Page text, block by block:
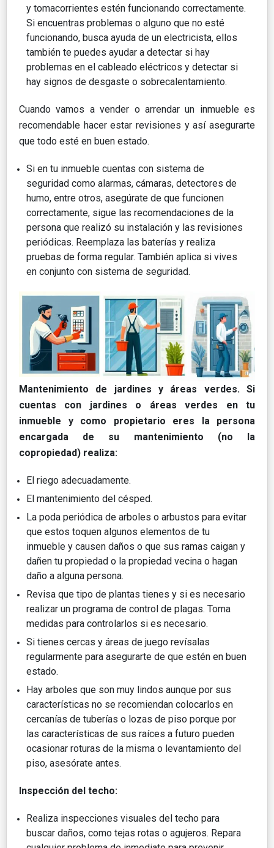
y tomacorrientes estén funcionando correctamente.
Si encuentras problemas o alguno que no esté
funcionando, busca ayuda de un electricista, ellos
también te puedes ayudar a detectar si hay
problemas en el cableado eléctricos y detectar si
hay signos de desgaste o sobrecalentamiento.
Cuando vamos a vender o arrendar un inmueble es
recomendable hacer estar revisiones y así asegurarte
que todo esté en buen estado.
Si en tu inmueble cuentas con sistema de
seguridad como alarmas, cámaras, detectores de
humo, entre otros, asegúrate de que funcionen
correctamente, sigue las recomendaciones de la
persona que realizó su instalación y las revisiones
periódicas. Reemplaza las baterías y realiza
pruebas de forma regular. También aplica si vives
en conjunto con sistema de seguridad.
Mantenimiento de jardines y áreas verdes. Si
cuentas con jardines o áreas verdes en tu
inmueble y como propietario eres la persona
encargada de su mantenimiento (no la
copropiedad) realiza:
El riego adecuadamente.
El mantenimiento del césped.
La poda periódica de arboles o arbustos para evitar
que estos toquen algunos elementos de tu
inmueble y causen daños o que sus ramas caigan y
dañen tu propiedad o la propiedad vecina o hagan
daño a alguna persona.
Revisa que tipo de plantas tienes y si es necesario
realizar un programa de control de plagas. Toma
medidas para controlarlos si es necesario.
Si tienes cercas y áreas de juego revísalas
regularmente para asegurarte de que estén en buen
estado.
Hay arboles que son muy lindos aunque por sus
características no se recomiendan colocarlos en
cercanías de tuberías o lozas de piso porque por
las características de sus raíces a futuro pueden
ocasionar roturas de la misma o levantamiento del
piso, asesórate antes.
Inspección del techo:
Realiza inspecciones visuales del techo para
buscar daños, como tejas rotas o agujeros. Repara